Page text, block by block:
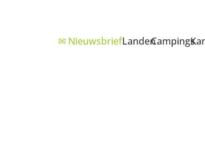
✉ NieuwsbriefLandenCampings